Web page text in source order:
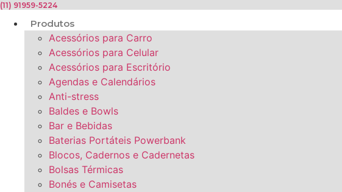
(11) 91959-5224
Produtos
Acessórios para Carro
Acessórios para Celular
Acessórios para Escritório
Agendas e Calendários
Anti-stress
Baldes e Bowls
Bar e Bebidas
Baterias Portáteis Powerbank
Blocos, Cadernos e Cadernetas
Bolsas Térmicas
Bonés e Camisetas